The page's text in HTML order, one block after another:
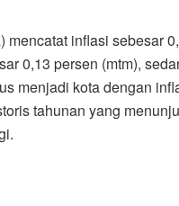
inflasi sebesar
0,13 persen (mtm),
menjadi kota dengan
tahunan yang